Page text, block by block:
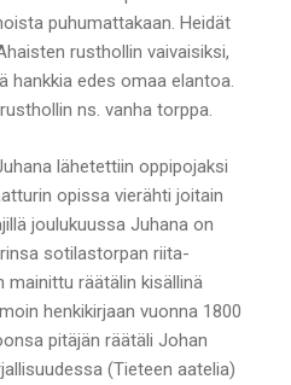
puhumattakaan. Heidät
rusthollin vaivaisiksi,
hankkia edes omaa elantoa.
ns. vanha torppa.
lähetettiin oppipojaksi
opissa vierähti joitain
joulukuussa Juhana on
sotilastorpan riita-
mainittu räätälin kisällinä
henkikirjaan vuonna 1800
pitäjän räätäli Johan
(Tieteen aatelia)